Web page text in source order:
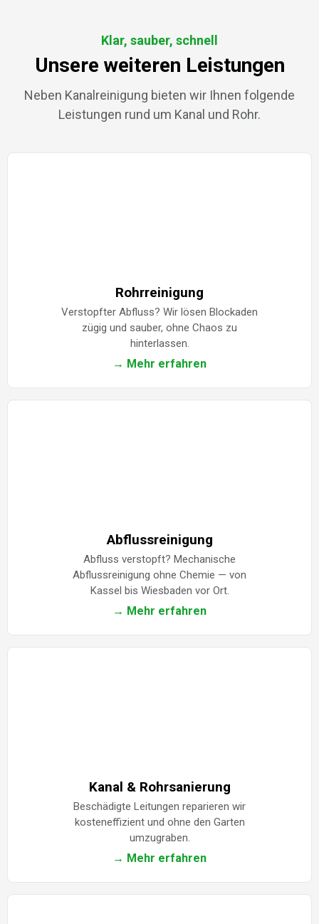
Klar, sauber, schnell
Unsere weiteren Leistungen
Neben Kanalreinigung bieten wir Ihnen folgende
Leistungen rund um Kanal und Rohr.
Rohrreinigung
Verstopfter Abfluss? Wir lösen Blockaden
zügig und sauber, ohne Chaos zu
hinterlassen.
→ Mehr erfahren
Abflussreinigung
Abfluss verstopft? Mechanische
Abflussreinigung ohne Chemie — von
Kassel bis Wiesbaden vor Ort.
→ Mehr erfahren
Kanal & Rohrsanierung
Beschädigte Leitungen reparieren wir
kosteneffizient und ohne den Garten
umzugraben.
→ Mehr erfahren